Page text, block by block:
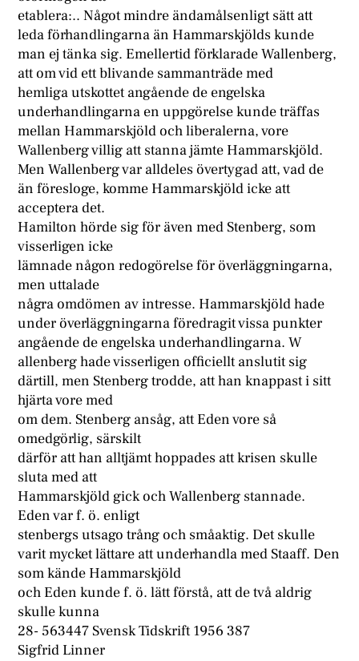
etablera:.. Något mindre ändamålsenligt sätt att
leda förhandlingarna än Hammarskjölds kunde
man ej tänka sig. Emellertid förklarade Wallenberg,
att om vid ett blivande sammanträde med
hemliga utskottet angående de engelska
underhandlingarna en uppgörelse kunde träffas
mellan Hammarskjöld och liberalerna, vore
Wallenberg villig att stanna jämte Hammarskjöld.
Men Wallenberg var alldeles övertygad att, vad de
än föresloge, komme Hammarskjöld icke att
acceptera det.
Hamilton hörde sig för även med Stenberg, som
visserligen icke
lämnade någon redogörelse för överläggningarna,
men uttalade
några omdömen av intresse. Hammarskjöld hade
under överläggningarna föredragit vissa punkter
angående de engelska underhandlingarna. W
allenberg hade visserligen officiellt anslutit sig
därtill, men Stenberg trodde, att han knappast i sitt
hjärta vore med
om dem. Stenberg ansåg, att Eden vore så
omedgörlig, särskilt
därför att han alltjämt hoppades att krisen skulle
sluta med att
Hammarskjöld gick och Wallenberg stannade.
Eden var f. ö. enligt
stenbergs utsago trång och småaktig. Det skulle
varit mycket lättare att underhandla med Staaff. Den
som kände Hammarskjöld
och Eden kunde f. ö. lätt förstå, att de två aldrig
skulle kunna
28- 563447 Svensk Tidskrift 1956 387
Sigfrid Linner